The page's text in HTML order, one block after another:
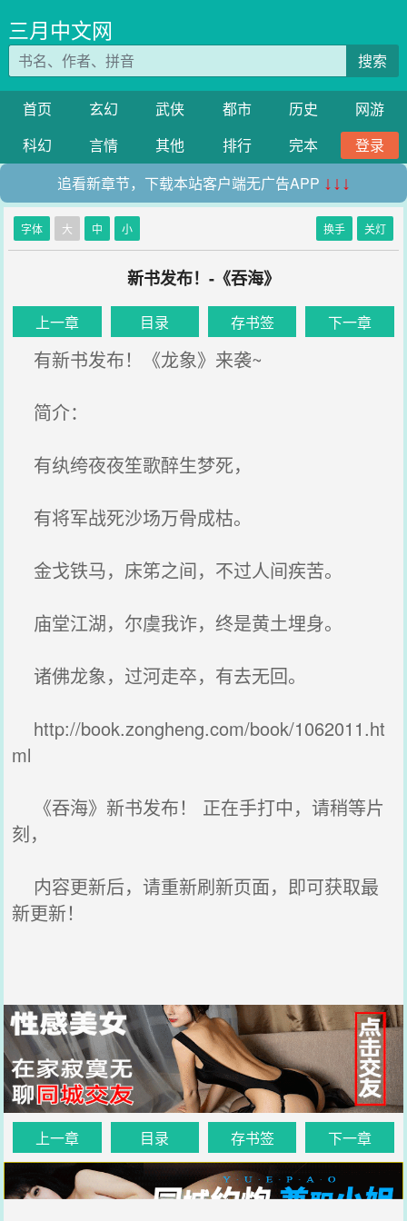
三月中文网
搜索
首页 玄幻 武侠 都市 历史
网游
科幻
言情 其他 排行 完本
登录
追看新章节，下载本站客户端无广告APP ↓↓↓
字体 大 中 小 换手 关灯
新书发布！-《吞海》
上一章 目录 存书签 下一章
有新书发布！《龙象》来袭~
简介：
有纨绔夜夜笙歌醉生梦死，
有将军战死沙场万骨成枯。
金戈铁马，床笫之间，不过人间疾苦。
庙堂江湖，尔虞我诈，终是黄土埋身。
诸佛龙象，过河走卒，有去无回。
http://book.zongheng.com/book/1062011.ht
ml
《吞海》新书发布！ 正在手打中，请稍等片
刻，
内容更新后，请重新刷新页面，即可获取最
新更新！
上一章 目录 存书签 下一章